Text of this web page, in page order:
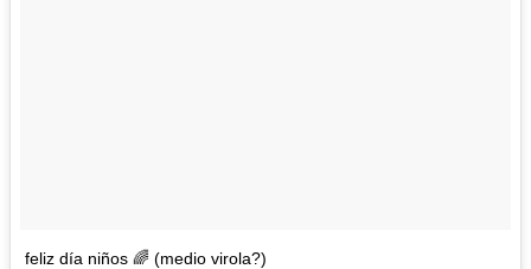
feliz día niños 🌈 (medio virola?)